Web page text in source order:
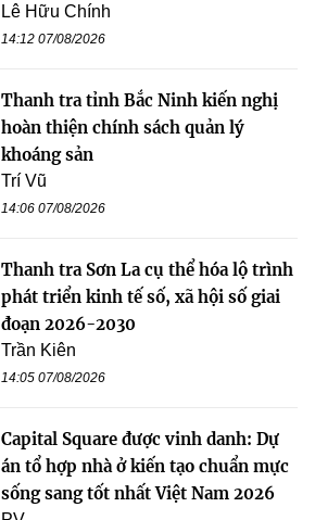
Lê Hữu Chính
14:12 07/08/2026
Thanh tra tỉnh Bắc Ninh kiến nghị
hoàn thiện chính sách quản lý
khoáng sản
Trí Vũ
14:06 07/08/2026
Thanh tra Sơn La cụ thể hóa lộ trình
phát triển kinh tế số, xã hội số giai
đoạn 2026-2030
Trần Kiên
14:05 07/08/2026
Capital Square được vinh danh: Dự
án tổ hợp nhà ở kiến tạo chuẩn mực
sống sang tốt nhất Việt Nam 2026